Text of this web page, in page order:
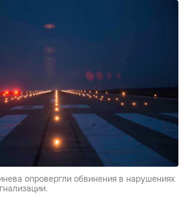
опровергли обвинения в нарушениях